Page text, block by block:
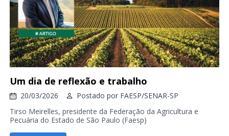
Um dia de reflexão e trabalho
20/03/2026 Postado por FAESP/SENAR-SP
Tirso Meirelles, presidente da Federação da Agricultura e
Pecuária do Estado de São Paulo (Faesp)